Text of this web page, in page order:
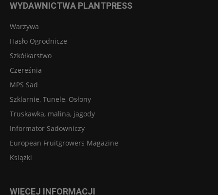
WYDAWNICTWA PLANTPRESS
Warzywa
Hasło Ogrodnicze
Szkółkarstwo
Czereśnia
MPS Sad
Szklarnie, Tunele, Osłony
Truskawka, malina, jagody
Informator Sadowniczy
European Fruitgrowers Magazine
Książki
WIĘCEJ INFORMACJI